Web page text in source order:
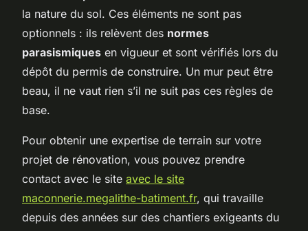
la nature du sol. Ces éléments ne sont pas
optionnels : ils relèvent des normes
parasismiques en vigueur et sont vérifiés lors du
dépôt du permis de construire. Un mur peut être
beau, il ne vaut rien s’il ne suit pas ces règles de
base.
Pour obtenir une expertise de terrain sur votre
projet de rénovation, vous pouvez prendre
contact avec le site avec le site
maconnerie.megalithe-batiment.fr, qui travaille
depuis des années sur des chantiers exigeants du